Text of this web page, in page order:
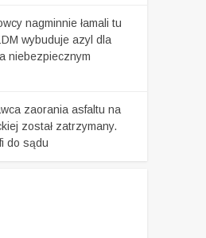
nagminnie łamali tu
wybuduje azyl dla
niebezpiecznym
zaorania asfaltu na
został zatrzymany.
do sądu